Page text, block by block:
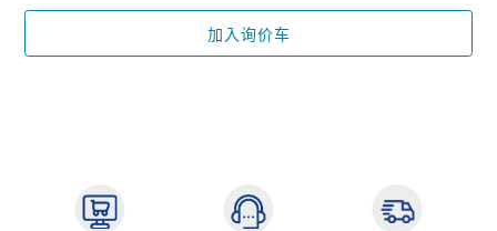
加入询价车